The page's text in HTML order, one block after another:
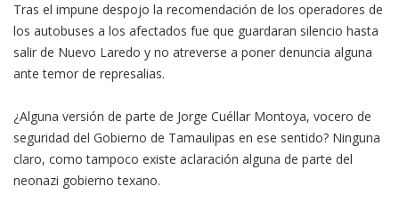
Tras el impune despojo la recomendación de los operadores de
los autobuses a los afectados fue que guardaran silencio hasta
salir de Nuevo Laredo y no atreverse a poner denuncia alguna
ante temor de represalias.
¿Alguna versión de parte de Jorge Cuéllar Montoya, vocero de
seguridad del Gobierno de Tamaulipas en ese sentido? Ninguna
claro, como tampoco existe aclaración alguna de parte del
neonazi gobierno texano.